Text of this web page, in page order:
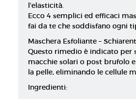
l'elasticità.
Ecco 4 semplici ed efficaci
fai da te che soddisfano ogni
Maschera Esfoliante –
Questo rimedio è indicato per
macchie solari o post brufolo
la pelle, eliminando le cellule
Ingredienti: